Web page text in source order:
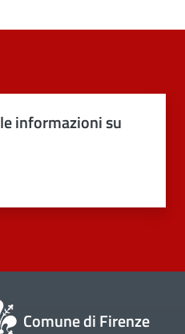
informazioni su
su 5
5
Comune di Firenze